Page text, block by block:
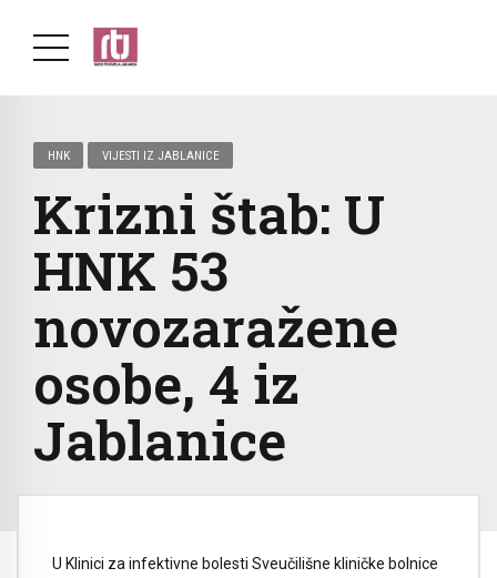
HNK VIJESTI IZ JABLANICE
Krizni štab: U
HNK 53
novozaražene
osobe, 4 iz
Jablanice
U Klinici za infektivne bolesti Sveučilišne kliničke bolnice